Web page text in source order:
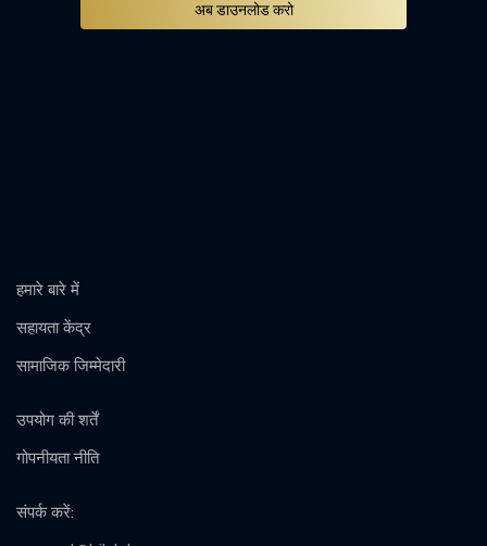
अब डाउनलोड करो
हमारे बारे में
सहायता केंद्र
सामाजिक जिम्मेदारी
उपयोग की शर्तें
गोपनीयता नीति
संपर्क करें: